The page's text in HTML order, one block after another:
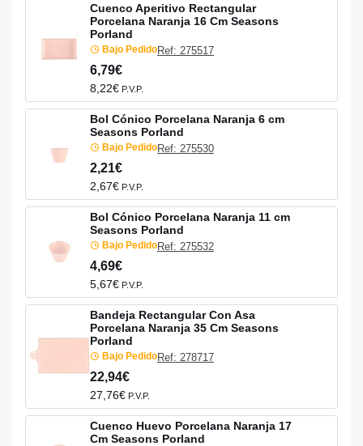
Cuenco Aperitivo Rectangular
Porcelana Naranja 16 Cm Seasons
Porland
Bajo PedidoRef: 275517
6,79€
8,22€ P.V.P.
Bol Cónico Porcelana Naranja 6 cm
Seasons Porland
Bajo PedidoRef: 275530
2,21€
2,67€ P.V.P.
Bol Cónico Porcelana Naranja 11 cm
Seasons Porland
Bajo PedidoRef: 275532
4,69€
5,67€ P.V.P.
Bandeja Rectangular Con Asa
Porcelana Naranja 35 Cm Seasons
Porland
Bajo PedidoRef: 278717
22,94€
27,76€ P.V.P.
Cuenco Huevo Porcelana Naranja 17
Cm Seasons Porland